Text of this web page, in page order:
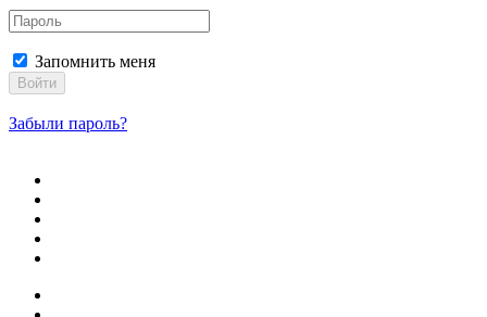
Запомнить меня
Войти
Забыли пароль?